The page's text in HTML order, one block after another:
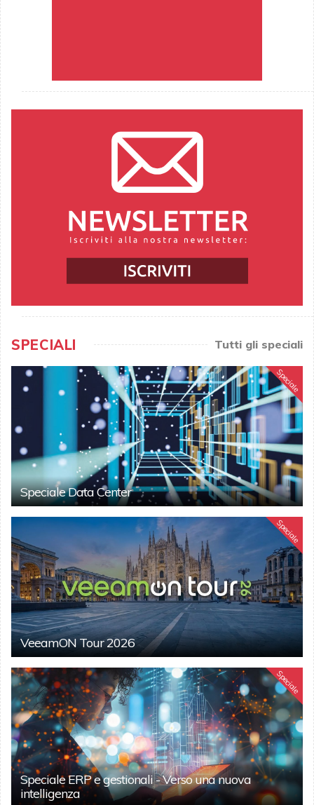
SPECIALI Tutti gli speciali
Speciale
Speciale Data Center
Speciale
VeeamON Tour 2026
Speciale
Speciale ERP e gestionali - Verso una nuova
intelligenza